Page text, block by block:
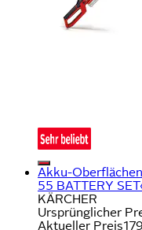
Akku-
55 BATTERY
KÄRCHER
Ursprünglicher
Aktueller Preis